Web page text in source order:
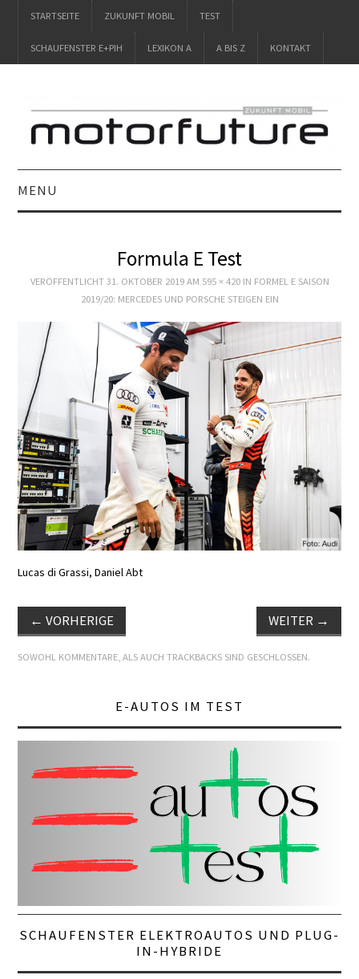
STARTSEITE ZUKUNFT MOBIL TEST
SCHAUFENSTER E+PIH LEXIKON A A BIS Z KONTAKT
MENU
ZUKUNFT MOBIL
SCHAUFENSTER
E+PIH
LEXIKON A
A BIS Z
KONTAKT
Formula E Test
VERÖFFENTLICHT 31. OKTOBER 2019AM 595 × 420IN FORMEL E SAISON
2019/20: MERCEDES UND PORSCHE STEIGEN EIN
Lucas di Grassi, Daniel Abt
← VORHERIGE WEITER →
SOWOHL KOMMENTARE, ALS AUCH TRACKBACKS SIND GESCHLOSSEN.
E-AUTOS IM TEST
SCHAUFENSTER ELEKTROAUTOS UND PLUG-
IN-HYBRIDE